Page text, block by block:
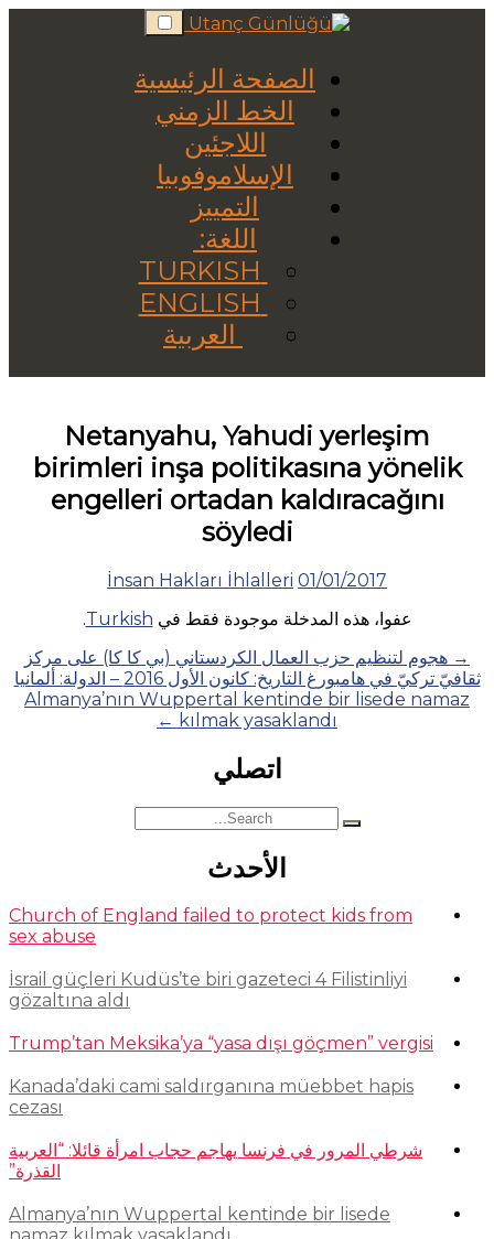
Skip
to
الصفحة الرئيسية
الخط الزمني
اللاجئين
الإسلاموفوبيا
التمييز
اللغة:
العربية
Netanyahu, Yahudi yerleşim
birimleri inşa politikasına yönelik
engelleri ortadan kaldıracağını
söyledi
01/01/2017
İnsan Hakları İhlalleri
عفوا، هذه المدخلة موجودة فقط في Turkish
.
Posts
navigation
→ هجوم لتنظيم حزب العمال الكردستاني (بي كا كا) على مركز
ثقافيّ تركيّ في هامبورغ التاريخ: كانون الأول 2016 – الدولة: ألمانيا
Almanya’nın Wuppertal kentinde bir lisede namaz
kılmak yasaklandı
←
اتصلي
Search
for:
الأحدث
Church of England failed to protect kids from
sex abuse
İsrail güçleri Kudüs’te biri gazeteci 4 Filistinliyi
gözaltına aldı
Trump’tan Meksika’ya “yasa dışı göçmen” vergisi
Kanada’daki cami saldırganına müebbet hapis
cezası
شرطي المرور في فرنسا يهاجم حجاب امرأة قائلا: “العربية
القذرة”
Almanya’nın Wuppertal kentinde bir lisede